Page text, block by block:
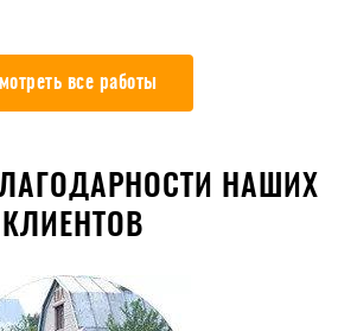
все работы
НАШИХ
КЛИЕНТОВ